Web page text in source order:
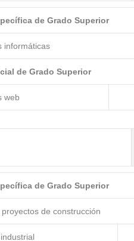
de Grado Superior
informáticas
de Grado Superior
web
de Grado Superior
de construcción